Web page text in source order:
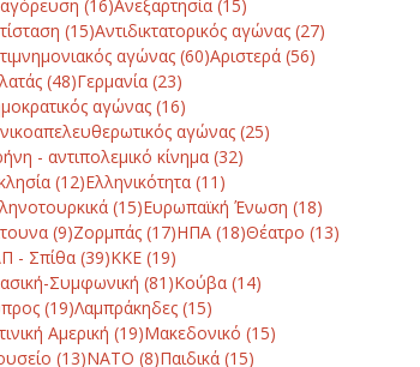
(16)Ανεξαρτησία(15)
(15)Αντιδικτατορικός αγώνας(27)
αγώνας(60)Αριστερά(56)
(48)Γερμανία(23)
αγώνας(16)
αγώνας(25)
- αντιπολεμικό κίνημα(32)
(12)Ελληνικότητα(11)
(15)Ευρωπαϊκή Ένωση (18)
(9)Ζορμπάς(17)ΗΠΑ(18)Θέατρο (13)
- Σπίθα(39)ΚΚΕ(19)
Συμφωνική (81)Κούβα(14)
(19)Λαμπράκηδες(15)
Αμερική (19)Μακεδονικό (15)
(13)ΝΑΤΟ (8)Παιδικά(15)